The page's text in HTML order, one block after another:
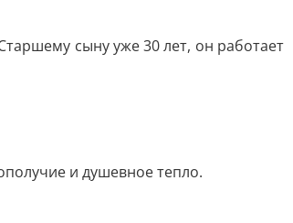
сыну уже 30 лет, он работает
и душевное тепло.